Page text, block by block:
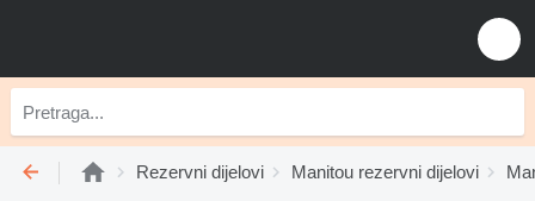
Rezervni dijelovi Manitou rezervni dijelovi